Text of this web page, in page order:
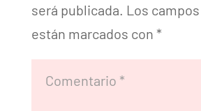
será publicada. Los
están marcados con *